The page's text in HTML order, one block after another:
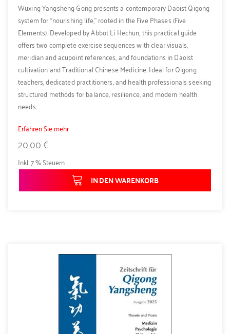
Wuxing Yangsheng Gong presents a contemporary Daoist Qigong
system for “nourishing life,” rooted in the Five Phases (Five
Elements). Developed by Abbot Li Hechun, this practical guide
offers two complete exercise sequences with clear visuals,
meridian and acupoint references, and foundations in Daoist
cultivation and Traditional Chinese Medicine. Ideal for Qigong
teachers, dedicated practitioners, and health professionals seeking
structured methods for balance, resilience, and modern health
needs.
Erfahren Sie mehr
20,00 €
Inkl. 7 % Steuern
IN DEN WARENKORB